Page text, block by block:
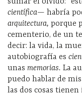
científica— habría
arquitectura, porque
cementerio, de un
decir: la vida, la
autobiografía es
unas memorias. La
puedo hablar de
las dos cosas